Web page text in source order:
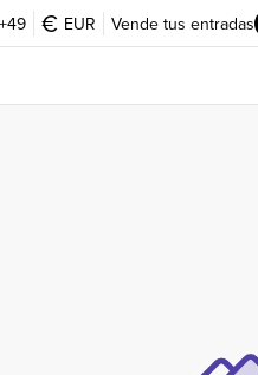
+49 EUR Vende tus entradas